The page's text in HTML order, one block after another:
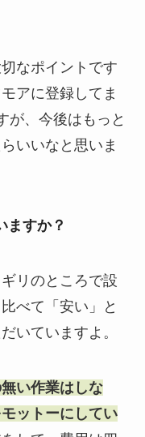
なポイントです
アに登録してま
が、今後はもっと
いいなと思いま
ますか？
リのところで設
べて「安い」と
いていますよ。
い作業はしな
ットーにしてい